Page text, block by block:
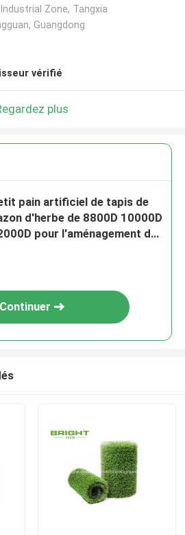
Zone, Tangxia
Guangdong
vérifié
plus
pain artificiel de tapis de
d'herbe de 8800D 10000D
pour l'aménagement de
Continuer